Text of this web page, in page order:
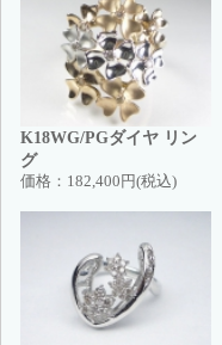
K18WG/PGダイヤ リン
グ
価格： 182,400円(税込)